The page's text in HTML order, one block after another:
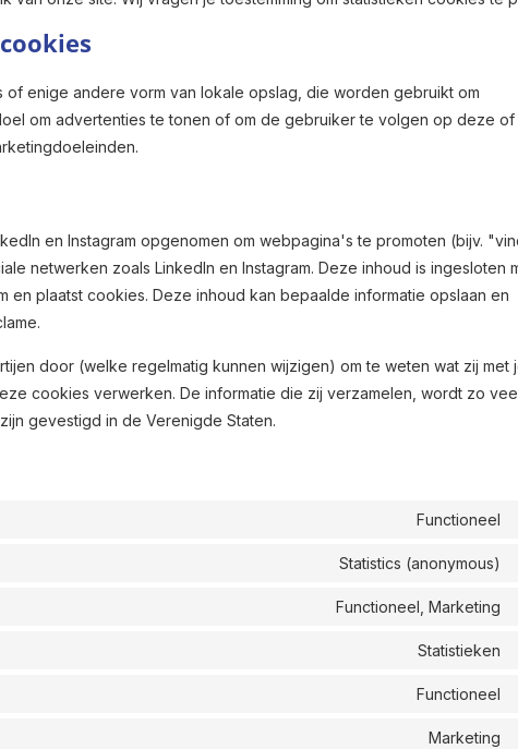
enige andere vorm van lokale opslag, die worden gebruikt om
om advertenties te tonen of om de gebruiker te volgen op deze of
en Instagram opgenomen om webpagina's te promoten (bijv.
netwerken zoals LinkedIn en Instagram. Deze inhoud is ingesloten
en plaatst cookies. Deze inhoud kan bepaalde informatie opslaan en
door (welke regelmatig kunnen wijzigen) om te weten wat zij met
cookies verwerken. De informatie die zij verzamelen, wordt zo
gevestigd in de Verenigde Staten.
Functioneel
Statistics (anonymous)
Functioneel, Marketing
Statistieken
Functioneel
Marketing